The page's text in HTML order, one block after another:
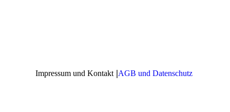
Impressum und Kontakt|AGB und Datenschutz